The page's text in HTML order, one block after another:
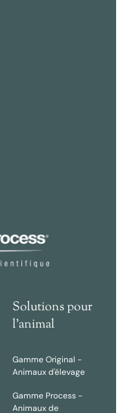
Solutions pour
l'animal
Gamme Original -
Animaux d'élevage
Gamme Process -
Animaux de